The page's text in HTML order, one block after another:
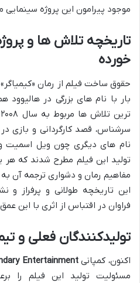
موجود پیرامون این پروژه سینمایی
تاریخچه تلاش ها و
خورده
حقوق ساخت فیلم از رمان
بار با نام های بزرگی در هالیوود
سرشناس، قصد کارگردانی و بازی
نام های دیگری چون ویل اسمیت
تولید این فیلم مطرح شدند که هر
مفاهیم رمان و دشواری ترجمه آن
این تاریخچه طولانی و پرفراز
فراوان در اقتباس از اثری با این
تولیدکنندگان فعلی و
اکنون، کمپانیEntertainment